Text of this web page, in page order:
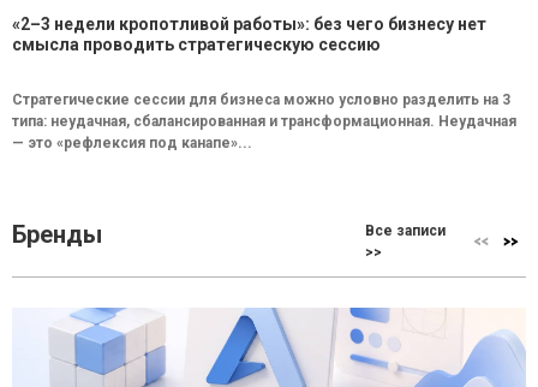
«2–3 недели кропотливой работы»: без чего бизнесу нет
смысла проводить стратегическую сессию
Стратегические сессии для бизнеса можно условно разделить на 3
типа: неудачная, сбалансированная и трансформационная. Неудачная
— это «рефлексия под канапе»...
Бренды
Все записи
>>